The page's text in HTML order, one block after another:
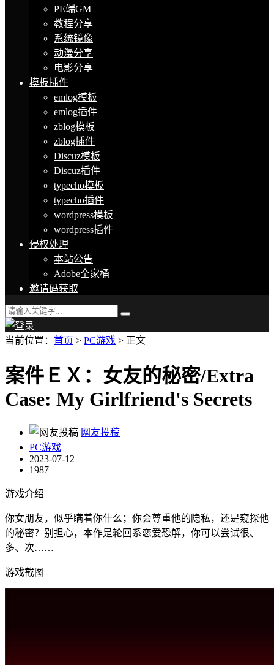
PE端GM
教程分享
系统镜像
动漫分享
电影分享
模板插件
emlog模板
emlog插件
zblog模板
zblog插件
Discuz模板
Discuz插件
typecho模板
typecho插件
wordpress模板
wordpress插件
侵权处理
本站公告
Adobe全家桶
邀请码获取
当前位置： 首页 > PC游戏 > 正文
案件ＥＸ：女友的秘密/Extra
Case: My Girlfriend's Secrets
网友投稿
PC游戏
2023-07-12
1987
游戏介绍
你女朋友，似乎瞒着你什么；你会尊重他的隐私，还是窥探他
的秘密？别担心，本作是轮回系恋爱恐解，你可以尝试很、
多、次……
游戏截图